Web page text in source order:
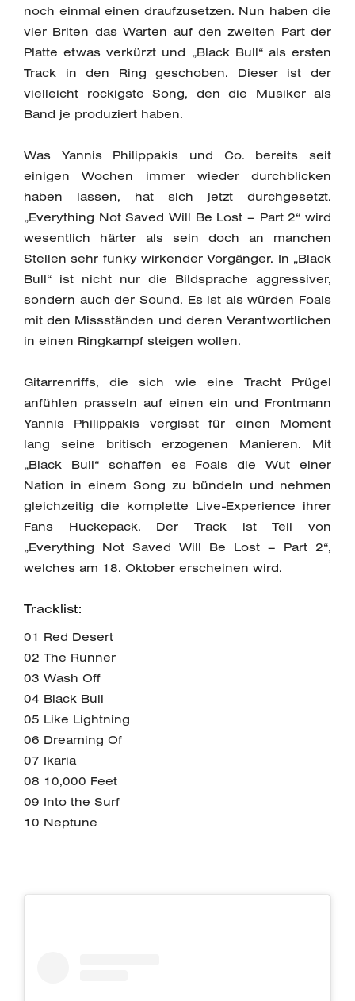
noch einmal einen draufzusetzen. Nun haben die
vier Briten das Warten auf den zweiten Part der
Platte etwas verkürzt und „Black Bull“ als ersten
Track in den Ring geschoben. Dieser ist der
vielleicht rockigste Song, den die Musiker als
Band je produziert haben.
Was Yannis Philippakis und Co. bereits seit
einigen Wochen immer wieder durchblicken
haben lassen, hat sich jetzt durchgesetzt.
„Everything Not Saved Will Be Lost – Part 2“ wird
wesentlich härter als sein doch an manchen
Stellen sehr funky wirkender Vorgänger. In „Black
Bull“ ist nicht nur die Bildsprache aggressiver,
sondern auch der Sound. Es ist als würden Foals
mit den Missständen und deren Verantwortlichen
in einen Ringkampf steigen wollen.
Gitarrenriffs, die sich wie eine Tracht Prügel
anfühlen prasseln auf einen ein und Frontmann
Yannis Philippakis vergisst für einen Moment
lang seine britisch erzogenen Manieren. Mit
„Black Bull“ schaffen es Foals die Wut einer
Nation in einem Song zu bündeln und nehmen
gleichzeitig die komplette Live-Experience ihrer
Fans Huckepack. Der Track ist Teil von
„Everything Not Saved Will Be Lost – Part 2“,
welches am 18. Oktober erscheinen wird.
Tracklist:
01 Red Desert
02 The Runner
03 Wash Off
04 Black Bull
05 Like Lightning
06 Dreaming Of
07 Ikaria
08 10,000 Feet
09 Into the Surf
10 Neptune